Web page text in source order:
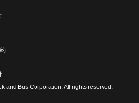
and Bus Corporation. All rights reserved.